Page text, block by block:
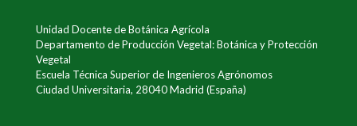
Unidad Docente de Botánica Agrícola
Departamento de Producción Vegetal: Botánica y Protección
Vegetal
Escuela Técnica Superior de Ingenieros Agrónomos
Ciudad Universitaria, 28040 Madrid (España)